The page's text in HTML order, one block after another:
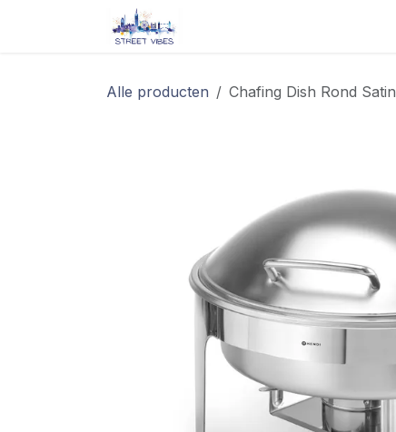
Overslaan naar inhoud
Alle producten Chafing Dish Rond